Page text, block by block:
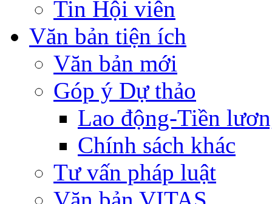
Tin Hội viên
Văn bản tiện ích
Văn bản mới
Góp ý Dự thảo
Lao động-Tiền
Chính sách khác
Tư vấn pháp luật